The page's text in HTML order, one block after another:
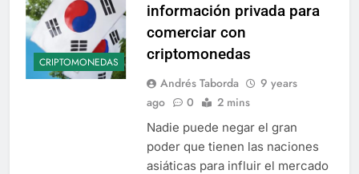
CRIPTOMONEDAS
información privada para
comerciar con
criptomonedas
Andrés Taborda
9 years
ago
0 2 mins
Nadie puede negar el gran
poder que tienen las naciones
asiáticas para influir el mercado